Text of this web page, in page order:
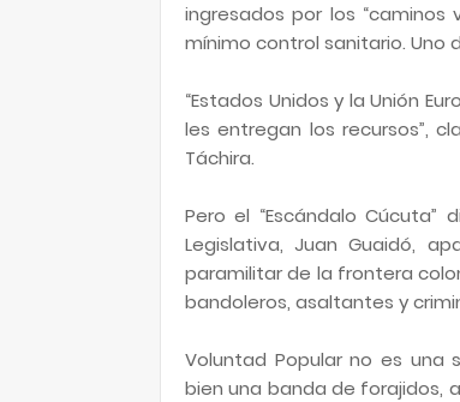
ingresados por los “caminos
mínimo control sanitario. Uno
“Estados Unidos y la Unión
les entregan los recursos”,
Táchira.
Pero el “Escándalo
Legislativa, Juan Guaidó,
paramilitar de la frontera
bandoleros, asaltantes y
Voluntad Popular no es una
bien una banda de forajidos,